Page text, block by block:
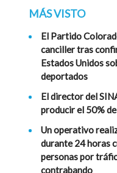
MÁS VISTO
El Partido
canciller tras
Estados Unidos
deportados
El director del
producir el 50%
Un operativo
durante 24 horas
personas por
contrabando